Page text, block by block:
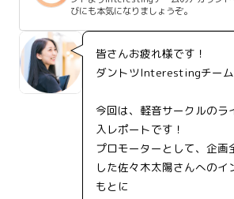
びにも本気になりましょうぞ。
皆さんお疲れ様です！
ダントツInterestingチーム
今回は、軽音サークルのラ
入レポートです！
プロモーターとして、企画
した佐々木太陽さんへのイ
もとに